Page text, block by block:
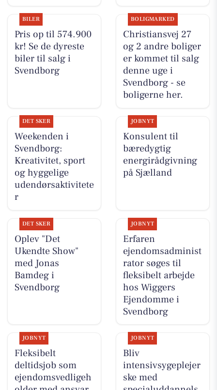
BILER
Pris op til 574.900
kr! Se de dyreste
biler til salg i
Svendborg
BOLIGMARKED
Christiansvej 27
og 2 andre boliger
er kommet til salg
denne uge i
Svendborg - se
boligerne her.
DET SKER
Weekenden i
Svendborg:
Kreativitet, sport
og hyggelige
udendørsaktivitete
r
JOBNYT
Konsulent til
bæredygtig
energirådgivning
på Sjælland
DET SKER
Oplev "Det
Ukendte Show"
med Jonas
Bamdeg i
Svendborg
JOBNYT
Erfaren
ejendomsadminist
rator søges til
fleksibelt arbejde
hos Wiggers
Ejendomme i
Svendborg
JOBNYT
Fleksibelt
deltidsjob som
ejendomsvedligeh
JOBNYT
Bliv
intensivsygeplejer
ske med